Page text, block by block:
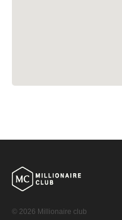
© 2026 Millionaire club